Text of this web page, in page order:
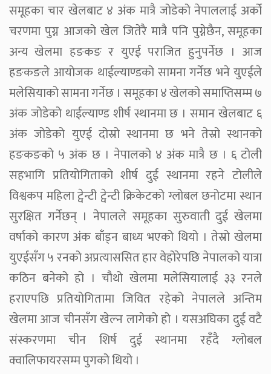
समूहका चार खेलबाट ४ अंक मात्रै जोडेको नेपाललाई अर्को
चरणमा पुग्न आजको खेल जितेरै मात्रै पनि पुग्नेछैन, समूहका
अन्य खेलमा हङकङ र युएई पराजित हुनुपर्नेछ । आज
हङकङले आयोजक थाईल्याण्डको सामना गर्नेछ भने युएईले
मलेसियाको सामना गर्नेछ । समूहका ४ खेलको समाप्तिसम्म ७
अंक जोडेको थाईल्याण्ड शीर्ष स्थानमा छ । समान खेलबाट ६
अंक जोडेको युएई दोस्रो स्थानमा छ भने तेस्रो स्थानको
हङकङको ५ अंक छ । नेपालको ४ अंक मात्रै छ । ६ टोली
सहभागि प्रतियोगिताको शीर्ष दुई स्थानमा रहने टोलीले
विश्वकप महिला ट्वेन्टी ट्वेन्टी क्रिकेटको ग्लोबल छनोटमा स्थान
सुरक्षित गर्नेछन् । नेपालले समूहका सुरुवाती दुई खेलमा
वर्षाको कारण अंक बाँड्न बाध्य भएको थियो । तेस्रो खेलमा
युएईसँग ५ रनको अप्रत्याससित हार वेहोरेपछि नेपालको यात्रा
कठिन बनेको हो । चौथो खेलमा मलेसियालाई ३३ रनले
हराएपछि प्रतियोगितामा जिवित रहेको नेपालले अन्तिम
खेलमा आज चीनसँग खेल्न लागेको हो । यसअघिका दुई वटै
संस्करणमा चीन शिर्ष दुई स्थानमा रहँदै ग्लोबल
क्वालिफायरसम्म पुगको थियो ।